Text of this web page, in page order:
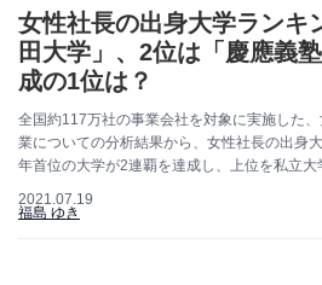
女性社長の出身大学ランキ
田大学」、2位は「慶應義
成の1位は？
全国約117万社の事業会社を対象に実施した
業についての分析結果から、女性社長の出身
年首位の大学が2連覇を達成し、上位を私立大
2021.07.19
福島 ゆき